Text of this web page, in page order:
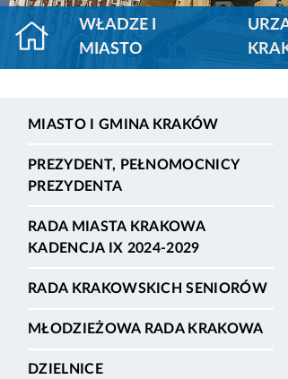
WŁADZE I
MIASTO
MIASTO I GMINA KRAKÓW
PREZYDENT, PEŁNOMOCNICY
PREZYDENTA
RADA MIASTA KRAKOWA
KADENCJA IX 2024-2029
RADA KRAKOWSKICH SENIORÓW
MŁODZIEŻOWA RADA KRAKOWA
DZIELNICE